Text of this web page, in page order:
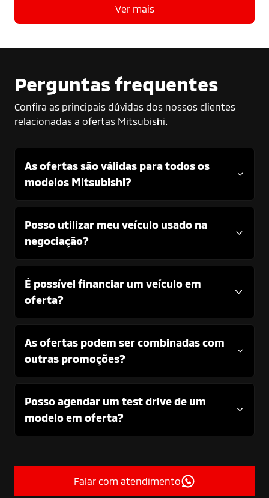
Ver mais
Perguntas frequentes
Confira as principais dúvidas dos nossos clientes
relacionadas a ofertas Mitsubishi.
As ofertas são válidas para todos os
modelos Mitsubishi?
Posso utilizar meu veículo usado na
negociação?
É possível financiar um veículo em
oferta?
As ofertas podem ser combinadas com
outras promoções?
Posso agendar um test drive de um
modelo em oferta?
Falar com atendimento